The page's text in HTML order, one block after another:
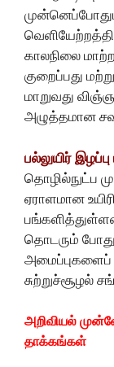
காலநிலை
குறைப்பது
மாறுவது
அழுத்தமான
பல்லுயிர்
தொழில்நுட்ப
ஏராளமான
தொடரும் போது
அமைப்புகளைப்
சுற்றுச்சூழல்
அறிவியல்
தாக்கங்கள்